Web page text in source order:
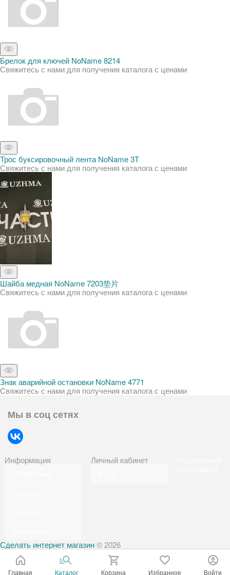
Брелок для ключей NoName 8214
Свяжитесь с нами для получения каталога с ценами
Трос буксировочный лента NoName 3Т
Свяжитесь с нами для получения каталога с ценами
Шайба медная NoName 7203垫片
Свяжитесь с нами для получения каталога с ценами
Знак аварийной остановки NoName 4771
Свяжитесь с нами для получения каталога с ценами
Мы в соц сетях
Информация
Личный кабинет
Сделать интернет магазин© 2026
Главная Каталог Корзина Избранное Войти